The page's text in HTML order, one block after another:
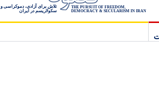
THE PURSUIT OF FREEDOM,
DEMOCRACY & SECULARISM IN IRAN
تلاش برای آزادی، دموکراسی و
سکولاریسم در ایران